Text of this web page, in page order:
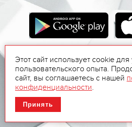
Этот сайт использует cookie
пользовательского опыта.
сайт, вы соглашаетесь с нашей
конфиденциальности.
Принять